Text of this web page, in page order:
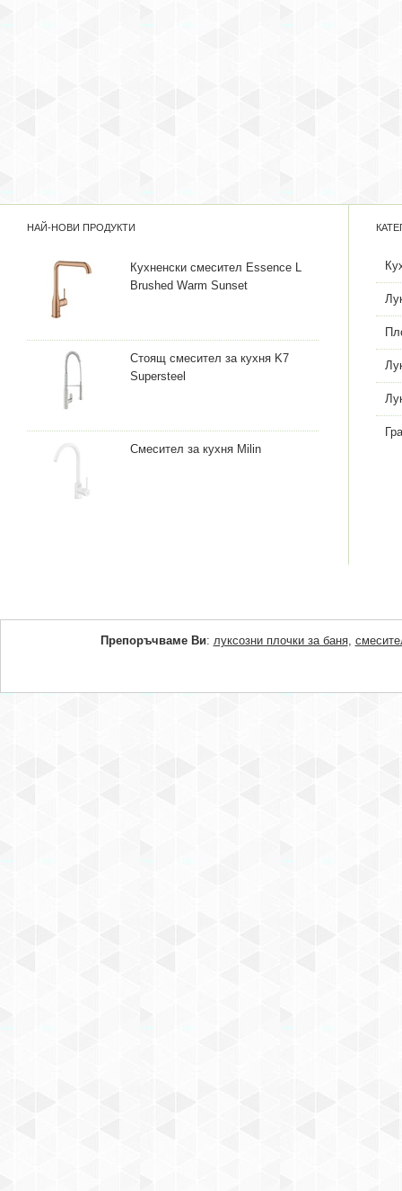
НАЙ-НОВИ ПРОДУКТИ
Кухненски смесител Essence L
Brushed Warm Sunset
Стоящ смесител за кухня K7
Supersteel
Смесител за кухня Milin
Препоръчваме Ви: луксозни плочки за баня,